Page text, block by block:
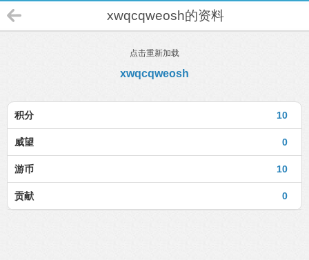
xwqcqweosh的资料
点击重新加载
xwqcqweosh
10
积分
0
威望
10
游币
0
贡献